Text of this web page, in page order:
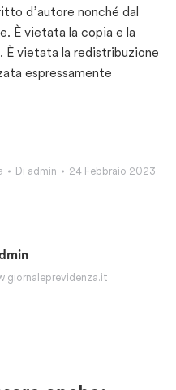
d’autore nonché dal
È vietata la copia e la
È vietata la redistribuzione
espressamente
Di admin 24 Febbraio 2023